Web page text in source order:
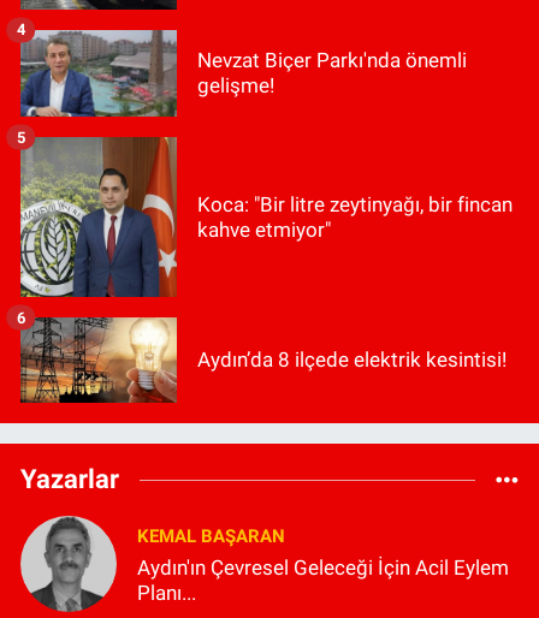
Nevzat Biçer Parkı'nda önemli
gelişme!
4
Koca: "Bir litre zeytinyağı, bir fincan
kahve etmiyor"
5
Aydın’da 8 ilçede elektrik kesintisi!
6
Yazarlar
KEMAL BAŞARAN
Aydın'ın Çevresel Geleceği İçin Acil Eylem
Planı...